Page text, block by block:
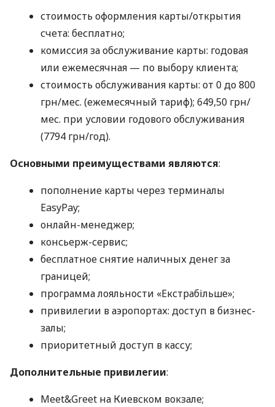
стоимость оформления карты/открытия
счета: бесплатно;
комиссия за обслуживание карты: годовая
или ежемесячная — по выбору клиента;
стоимость обслуживания карты: от 0 до 800
грн/мес. (ежемесячный тариф); 649,50 грн/
мес. при условии годового обслуживания
(7794 грн/год).
Основными преимуществами являются:
пополнение карты через терминалы
EasyPay;
онлайн-менеджер;
консьерж-сервис;
бесплатное снятие наличных денег за
границей;
программа лояльности «Екстрабільше»;
привилегии в аэропортах: доступ в бизнес-
залы;
приоритетный доступ в кассу;
Дополнительные привилегии:
Meet&Greet на Киевском вокзале;